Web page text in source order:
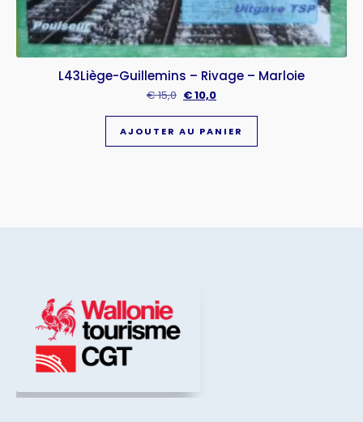
L43Liège-Guillemins – Rivage – Marloie
€15,0 €10,0
AJOUTER AU PANIER